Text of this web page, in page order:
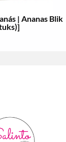
Sumol Laranja |
1.5 liter (per stuk)